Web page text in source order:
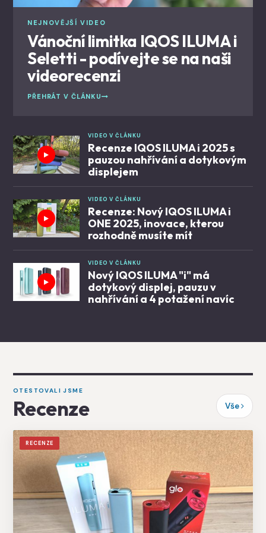
NEJNOVĚJŠÍ VIDEO
Vánoční limitka IQOS ILUMA i
Seletti - podívejte se na naši
videorecenzi
PŘEHRÁT V ČLÁNKU
VIDEO V ČLÁNKU
Recenze IQOS ILUMA i 2025 s
pauzou nahřívání a dotykovým
displejem
VIDEO V ČLÁNKU
Recenze: Nový IQOS ILUMA i
ONE 2025, inovace, kterou
rozhodně musíte mít
VIDEO V ČLÁNKU
Nový IQOS ILUMA "i" má
dotykový displej, pauzu v
nahřívání a 4 potažení navíc
OTESTOVALI JSME
Recenze Vše
RECENZE